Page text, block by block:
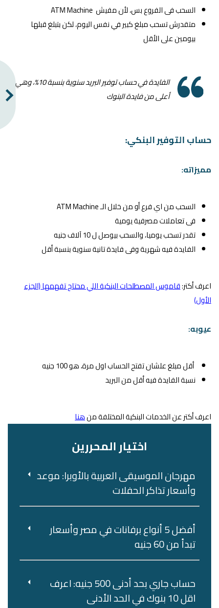
السحب فى الفروع بس، لأن مفيش ATM Machine
متقدرش تسحب مبلغ كبير في نفس اليوم، لكن بتبلغ قبلها
بيومين على الأقل
الفايدة في حساب توفير البريد سنوية بنسبة 10%، وهي
أعلى من فايدة البنوك
حساب التوفير البنكي:
مميزاته:
السحب من اي فرع أو من خلال الـ ATM Machine
فى تعاملات مصرفية يومية
تقدر تسحب يوميا، والسحب بيوصل ل 10 آلاف جنيه
الفايدة فيه شهرية وفى فايدة تانية سنوية بنسبة أقل
اعرف أكتر:قاموس المصطلحات البنكية اللي محتاج تفهمها (الجزء
الأول)
عيوبه:
أقل مبلغ علشان تفتح الحساب اول مرة، هو 100 جنيه
نسبة الفايدة فيه أقل من البريد
اعرف أكتر عن الخدمات البنكية المختلفة منهنا
اختيار المحررين
مهرجان الموسيقى العربية بالأوبرا: موعد
وأسعار تذاكر الحفلات
أفضل 5 أنواع برفانات في مصر وأسعار
تبدأ من 60 جنيه
حساب جاري بحد أدنى 500 جنيه: اعرف
اقل 10 بنوك في الحد الأدنى